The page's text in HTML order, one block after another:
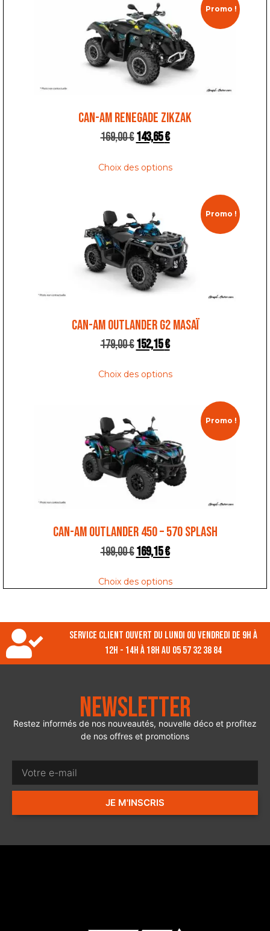
Promo !
CAN-AM RENEGADE ZIKZAK
169,00€143,65€
Choix des options
Promo !
CAN-AM OUTLANDER G2 MASAÏ
179,00€152,15€
Choix des options
Promo !
CAN-AM OUTLANDER 450 – 570 SPLASH
199,00€169,15€
Choix des options
Service client ouvert du lundi ou vendredi de 9h à
12h - 14h à 18h au 05 57 32 38 84
Newsletter
Restez informés de nos nouveautés, nouvelle déco et profitez
de nos offres et promotions
JE M'INSCRIS